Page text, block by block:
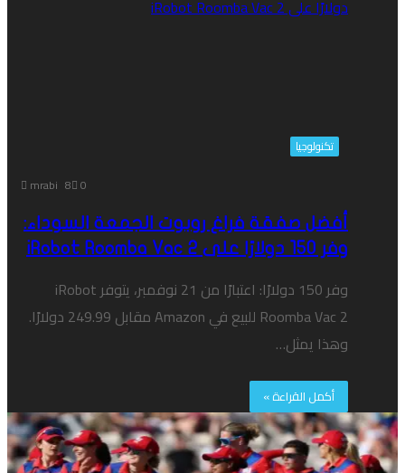
تكنولوجيا
mrabi
0
8
أفضل صفقة فراغ روبوت الجمعة السوداء:
وفر 150 دولارًا على iRobot Roomba Vac 2
وفر 150 دولارًا: اعتبارًا من 21 نوفمبر، يتوفر iRobot
Roomba Vac 2 للبيع في Amazon مقابل 249.99 دولارًا.
وهذا يمثل…
أكمل القراءة »